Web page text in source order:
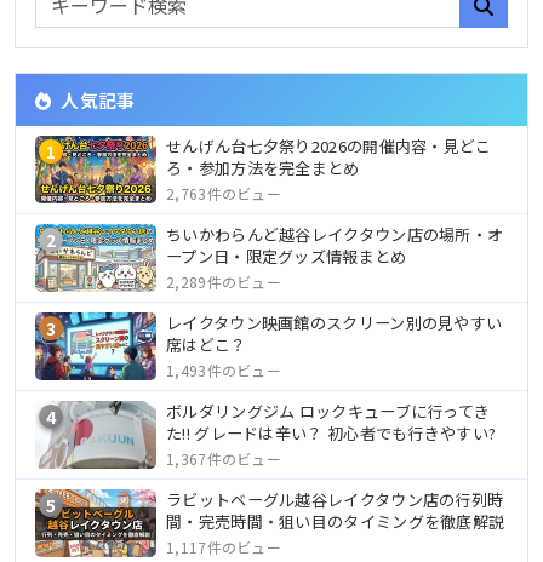
人気記事
1
せんげん台七夕祭り2026の開催内容・見どこ
ろ・参加方法を完全まとめ
2,763件のビュー
2
ちいかわらんど越谷レイクタウン店の場所・オ
ープン日・限定グッズ情報まとめ
2,289件のビュー
3
レイクタウン映画館のスクリーン別の見やすい
席はどこ？
1,493件のビュー
4
ボルダリングジム ロックキューブに行ってき
た!! グレードは辛い？ 初心者でも行きやすい?
1,367件のビュー
5
ラビットベーグル越谷レイクタウン店の行列時
間・完売時間・狙い目のタイミングを徹底解説
1,117件のビュー